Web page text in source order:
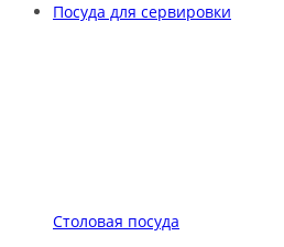
Посуда для сервировки
Столовая посуда